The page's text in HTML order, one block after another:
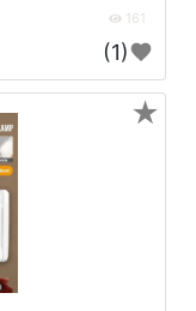
161
(1)
★